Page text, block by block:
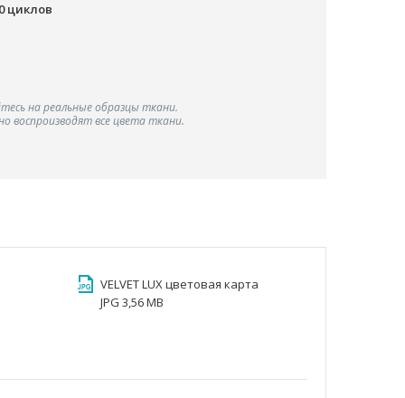
циклов
на реальные образцы ткани.
воспроизводят все цвета ткани.
VELVET LUX цветовая карта
JPG 3,56 MB